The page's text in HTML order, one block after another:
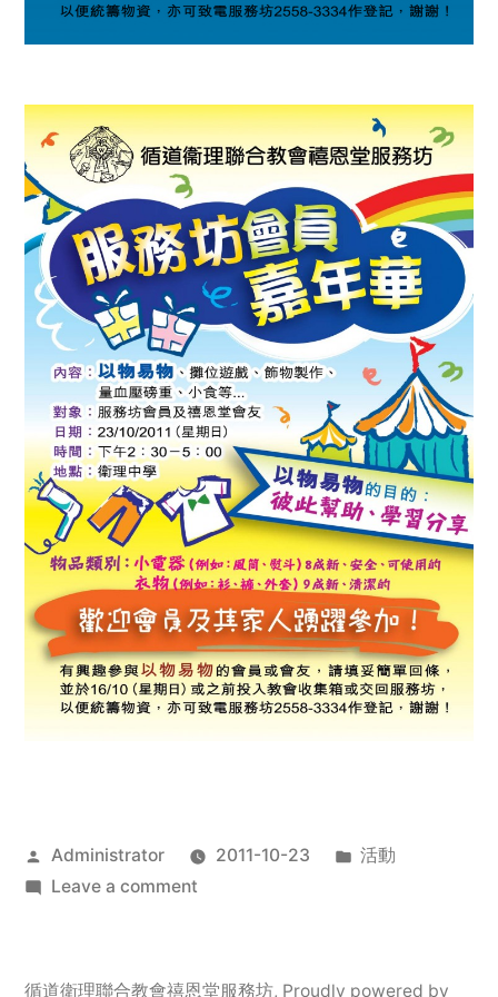
Posted
by
Administrator 2011-10-23
Posted
活動
Leave a commenton
服
循道衛理聯合教會禧恩堂服務坊, Proudly powered by